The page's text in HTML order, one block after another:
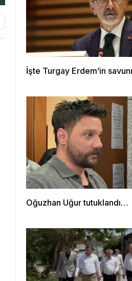
İşte Turgay Erdem’in
Oğuzhan Uğur tutuklandı…